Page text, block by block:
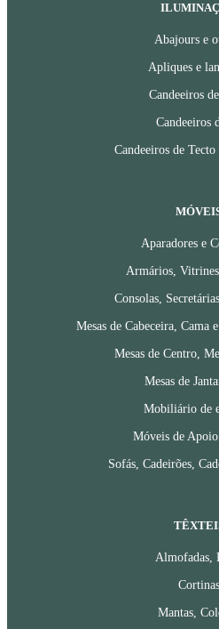
Abajours e
Apliques e
Candeeiros
Candeeiros
Candeeiros de Tecto
Aparadores e
Armários, Vitrines
Consolas,
Mesas de Cabeceira, Cama
Mesas de Centro,
Mesas de
Mobiliário de
Móveis de
Sofás, Cadeirões,
Almofadas,
Cortinas
Mantas,